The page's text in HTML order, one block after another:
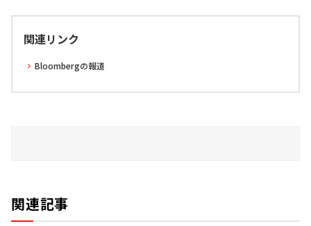
関連リンク
Bloombergの報道
関連記事